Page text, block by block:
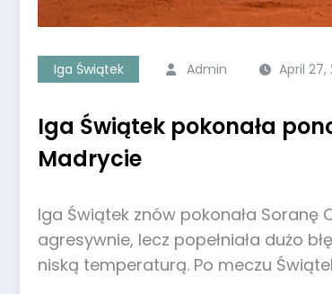
Iga Świątek Admin April 27,
Iga Świątek pokonała
Madrycie
Iga Świątek znów pokonała Soranę
agresywnie, lecz popełniała dużo
niską temperaturą. Po meczu